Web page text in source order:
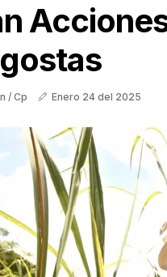
/ Cp Enero 24 del 2025